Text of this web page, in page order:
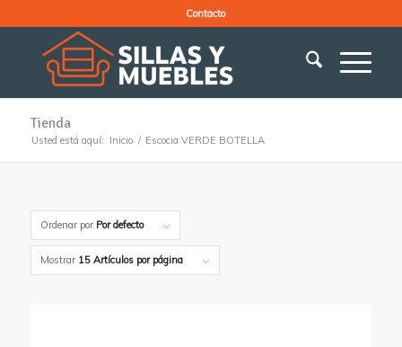
Contacto
Tienda
Usted está aquí: Inicio / Escocia VERDE BOTELLA
Ordenar por Por defecto
Mostrar 15 Artículos por página